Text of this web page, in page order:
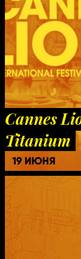
Cannes
Titanium
19 ИЮНЯ